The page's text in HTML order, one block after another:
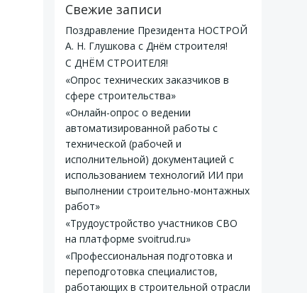
Свежие записи
Поздравление Президента НОСТРОЙ
А. Н. Глушкова с Днём строителя!
С ДНЁМ СТРОИТЕЛЯ!
«Опрос технических заказчиков в
сфере строительства»
«Онлайн-опрос о ведении
автоматизированной работы с
технической (рабочей и
исполнительной) документацией с
использованием технологий ИИ при
выполнении строительно-монтажных
работ»
«Трудоустройство участников СВО
на платформе svoitrud.ru»
«Профессиональная подготовка и
переподготовка специалистов,
работающих в строительной отрасли